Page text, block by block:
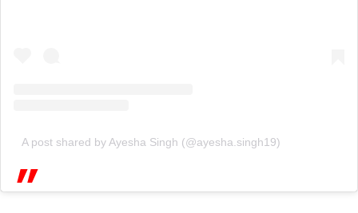
A post shared by Ayesha Singh (@ayesha.singh19)